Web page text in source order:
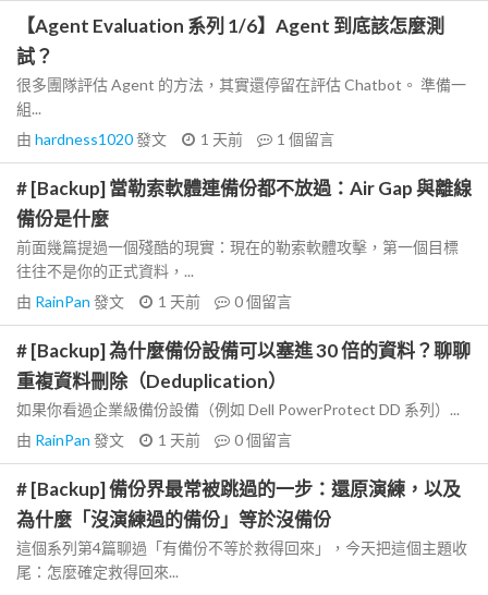
【Agent Evaluation 系列 1/6】Agent 到底該怎麼測
試？
很多團隊評估 Agent 的方法，其實還停留在評估 Chatbot。 準備一
組...
由 hardness1020發文 1 天前 1 個留言
# [Backup] 當勒索軟體連備份都不放過：Air Gap 與離線
備份是什麼
前面幾篇提過一個殘酷的現實：現在的勒索軟體攻擊，第一個目標
往往不是你的正式資料，...
由 RainPan 發文 1 天前 0個留言
# [Backup] 為什麼備份設備可以塞進 30 倍的資料？聊聊
重複資料刪除（Deduplication）
如果你看過企業級備份設備（例如 Dell PowerProtect DD 系列）...
由 RainPan 發文 1 天前 0個留言
# [Backup] 備份界最常被跳過的一步：還原演練，以及
為什麼「沒演練過的備份」等於沒備份
這個系列第4篇聊過「有備份不等於救得回來」，今天把這個主題收
尾：怎麼確定救得回來...